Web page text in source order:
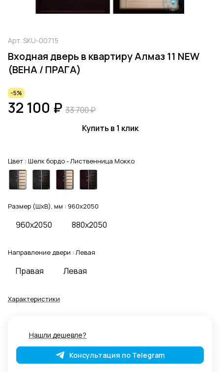
Арт. SKU-00715
Входная дверь в квартиру Алмаз 11 NEW
(ВЕНА / ПРАГА)
-5%
32 100 ₽ 33 700 ₽
Купить в 1 клик
Цвет : Шелк бордо - Лиственница Мокко
Размер (ШхВ), мм : 960x2050
960x2050 880x2050
Направление двери : Левая
Правая Левая
Характеристики
Нашли дешевле?
Консультация по Telegram